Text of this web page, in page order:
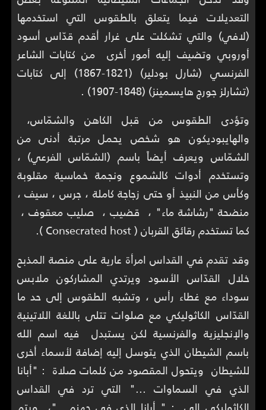
التعديلات فيما يتعلق بالطقوس التي استخدمها
(لافي) والتي تشكلت على غرار أقدم قدّاس أسود
أوروبي وتضيف إليه أمور أخرى من كتابات الشاعر
الفرنسي (شارل بودلير) (1821-1867) إلى كتابات
(تشارلز جورج هايسمينز) (1848-1907) .
وتؤدى الطقوس من قبل الكاهن والشمّاس،
والهايبوديكون هو شخص يحمل مرتبة أدنى من
الشمّاس ويعرف أيضاً باسم (الشمّاس الفرعي) ،
وتستخدم أدوات كالشموع ونجمة خماسية مقلوبة
وكأس من النبيذ أو حتى زجاجة كاملة ، جرس ، سيف ،
منضحة "رشاشة ماء" ، قضيب ، صليب معقوف ،
كما تستخدم رقائق القربان ( Consecrated host ).
وقد تقدم في القداس امرأة عارية على منصة المذبح
خلال القدّاس الأسود ويرتدي المشاركون ملابس
سوداء مع غطاء رأس ، وتشبه الطقوس إلى حد ما
القدّاس الكاثوليكي مع صلوات تتلى باللغة اللاتينية
والإنجليزية والفرنسية لكن يستبدل فيه اسم الله
باسم الشيطان الذي يتوسل إليه إضافة لأسماء أخرى
للشيطان ويتحول المقصود من كلمات صلاة : "أبانا
الذي في السماوات ..." التي ترد في القداس